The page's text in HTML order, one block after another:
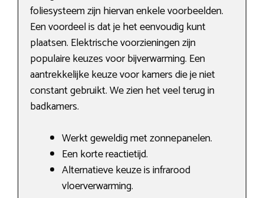
foliesysteem zijn hiervan enkele voorbeelden.
Een voordeel is dat je het eenvoudig kunt
plaatsen. Elektrische voorzieningen zijn
populaire keuzes voor bijverwarming. Een
aantrekkelijke keuze voor kamers die je niet
constant gebruikt. We zien het veel terug in
badkamers.
Werkt geweldig met zonnepanelen.
Een korte reactietijd.
Alternatieve keuze is infrarood
vloerverwarming.